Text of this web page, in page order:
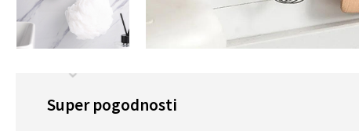
Super pogodnosti